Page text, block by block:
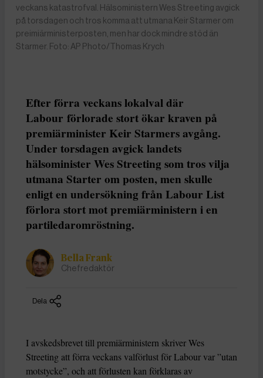
veckans katastrofval. Hälsoministern Wes Streeting avgick
på torsdagen och tros komma att utmana Keir Starmer om
preimiärministerposten, men har dock mindre stöd än
Starmer. Foto: AP Photo/Thomas Krych
Efter förra veckans lokalval där
Labour förlorade stort ökar kraven på
premiärminister Keir Starmers avgång.
Under torsdagen avgick landets
hälsominister Wes Streeting som tros vilja
utmana Starter om posten, men skulle
enligt en undersökning från Labour List
förlora stort mot premiärministern i en
partiledaromröstning.
Bella Frank
Chefredaktör
Dela
I avskedsbrevet till premiärministern skriver Wes
Streeting att förra veckans valförlust för Labour var ”utan
motstycke”, och att förlusten kan förklaras av